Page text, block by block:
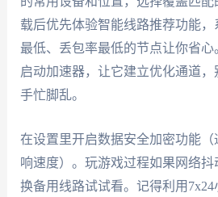
载后优先体验智能线路推荐功能
最低、丢包率最低的节点让你省
启动加速器，让它建立优化通道
手忙脚乱。
在设置里开启数据安全加密功能
响速度）。玩游戏过程如果网络
换备用线路试试看。记得利用